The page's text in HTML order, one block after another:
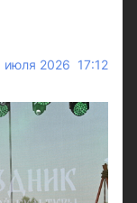
июля 2026 17:12